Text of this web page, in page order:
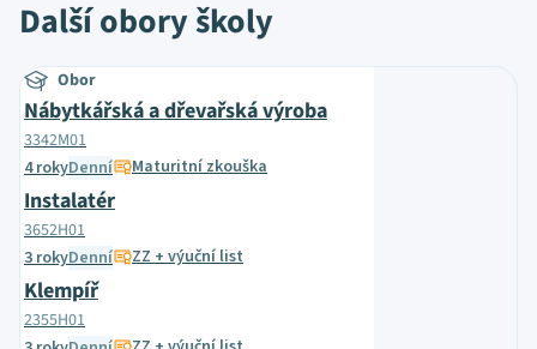
Další obory školy
Obor
Nábytkářská a dřevařská výroba
3342M01
4 rokyDenní Maturitní zkouška
Instalatér
3652H01
3 rokyDenní ZZ + výuční list
Klempíř
2355H01